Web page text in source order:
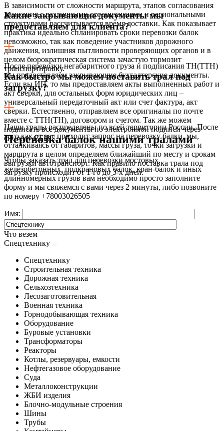
В зависимости от сложности маршрута, этапов согласования
движения с различными организациями и региональными
структурами рассчитывается время доставки. Как показывает
практика идеально спланировать сроки перевозки балок
невозможно, так как поведение участников дорожного
движения, излишняя пытливости проверяющих органов и в
целом бюрократическая система зачастую тормозит
транспортировку.
Какие закрывающие документы мы
предоставляем для клиента?
После перевозки негабаритного груза и подписания ТН(ТТН)
мы предоставляем закрывающие бухгалтерские документы.
Если вы ИП, то мы предоставляем акты выполненных работ и
акт сверки, для остальных форм юридических лиц –
универсальный передаточный акт или счет фактура, акт
сверки. Естественно, отправляем все оригиналы по почте
вместе с ТТН(ТН), договором и счетом. Так же можем
подписать все документы по электронной подписи через
систему СБИС.
Как быстро мы можем поставить трал под
загрузку?
Наши тралы распределены по всей территории России. После
того как от вас приходит запрос на перевозку балки, мы,
отталкиваясь от габаритов, массы груза, точки загрузки и
маршрута в целом определяем ближайший по месту и срокам
выгрузки автотранспорт. Как правило поставка трала под
загрузку происходит от 1-го до 3-х дней.
Перевозка балок нашими тралами
Чтобы заказать трал для перевозки мостовых,
железобетонных, подкрановых балок, кран-балок и иных
длинномерных грузов вам необходимо просто заполните
форму и мы свяжемся с вами через 2 минуты, либо позвоните
по номеру +78003026505
Имя:
Что везем
Спецтехнику
Спецтехнику
Строительная техника
Дорожная техника
Сельхозтехника
Лесозаготовительная
Военная техника
Горнодобывающая техника
Оборудование
Буровые установки
Трансформаторы
Реакторы
Котлы, резервуары, емкости
Нефтегазовое оборудование
Cуда
Металлоконструкции
ЖБИ изделия
Блочно-модульные строения
Шины
Трубы